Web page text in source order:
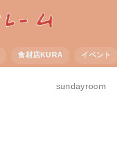
食材店KURA イベント
sundayroom